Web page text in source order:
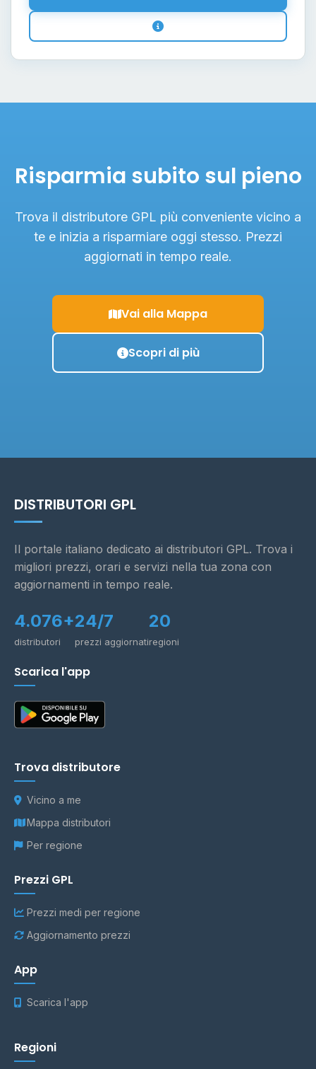
Risparmia subito sul pieno
Trova il distributore GPL più conveniente vicino a
te e inizia a risparmiare oggi stesso. Prezzi
aggiornati in tempo reale.
Vai alla Mappa
Scopri di più
DISTRIBUTORI GPL
Il portale italiano dedicato ai distributori GPL. Trova i
migliori prezzi, orari e servizi nella tua zona con
aggiornamenti in tempo reale.
4.076+
distributori
24/7
prezzi aggiornati
20
regioni
Scarica l'app
Trova distributore
Vicino a me
Mappa distributori
Per regione
Prezzi GPL
Prezzi medi per regione
Aggiornamento prezzi
App
Scarica l'app
Regioni